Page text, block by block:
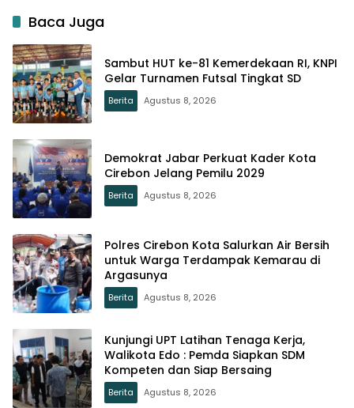
Baca Juga
Sambut HUT ke-81 Kemerdekaan RI, KNPI
Gelar Turnamen Futsal Tingkat SD
Berita Agustus 8, 2026
Demokrat Jabar Perkuat Kader Kota
Cirebon Jelang Pemilu 2029
Berita Agustus 8, 2026
Polres Cirebon Kota Salurkan Air Bersih
untuk Warga Terdampak Kemarau di
Argasunya
Berita Agustus 8, 2026
Kunjungi UPT Latihan Tenaga Kerja,
Walikota Edo : Pemda Siapkan SDM
Kompeten dan Siap Bersaing
Berita Agustus 8, 2026